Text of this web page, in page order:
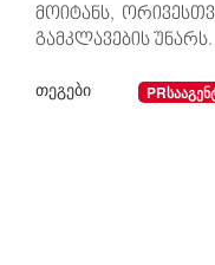
მოიტანს,
გამკლავების უნარს.
თეგები